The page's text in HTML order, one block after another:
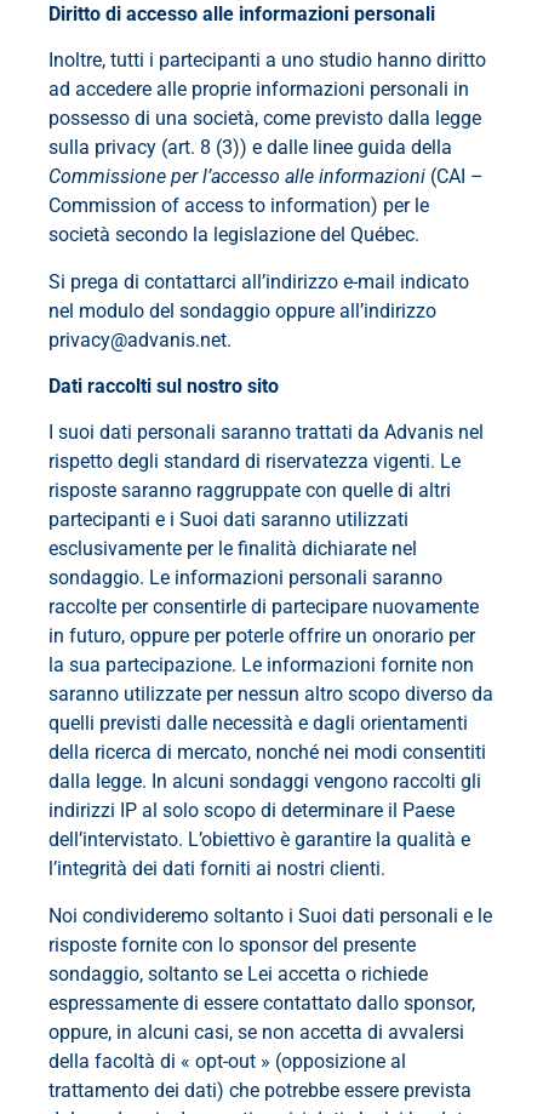
Diritto di accesso alle informazioni personali
Inoltre, tutti i partecipanti a uno studio hanno diritto
ad accedere alle proprie informazioni personali in
possesso di una società, come previsto dalla legge
sulla privacy (art. 8 (3)) e dalle linee guida della
Commissione per l’accesso alle informazioni (CAI –
Commission of access to information) per le
società secondo la legislazione del Québec.
Si prega di contattarci all’indirizzo e-mail indicato
nel modulo del sondaggio oppure all’indirizzo
privacy@advanis.net.
Dati raccolti sul nostro sito
I suoi dati personali saranno trattati da Advanis nel
rispetto degli standard di riservatezza vigenti. Le
risposte saranno raggruppate con quelle di altri
partecipanti e i Suoi dati saranno utilizzati
esclusivamente per le finalità dichiarate nel
sondaggio. Le informazioni personali saranno
raccolte per consentirle di partecipare nuovamente
in futuro, oppure per poterle offrire un onorario per
la sua partecipazione. Le informazioni fornite non
saranno utilizzate per nessun altro scopo diverso da
quelli previsti dalle necessità e dagli orientamenti
della ricerca di mercato, nonché nei modi consentiti
dalla legge. In alcuni sondaggi vengono raccolti gli
indirizzi IP al solo scopo di determinare il Paese
dell’intervistato. L’obiettivo è garantire la qualità e
l’integrità dei dati forniti ai nostri clienti.
Noi condivideremo soltanto i Suoi dati personali e le
risposte fornite con lo sponsor del presente
sondaggio, soltanto se Lei accetta o richiede
espressamente di essere contattato dallo sponsor,
oppure, in alcuni casi, se non accetta di avvalersi
della facoltà di « opt-out » (opposizione al
trattamento dei dati) che potrebbe essere prevista